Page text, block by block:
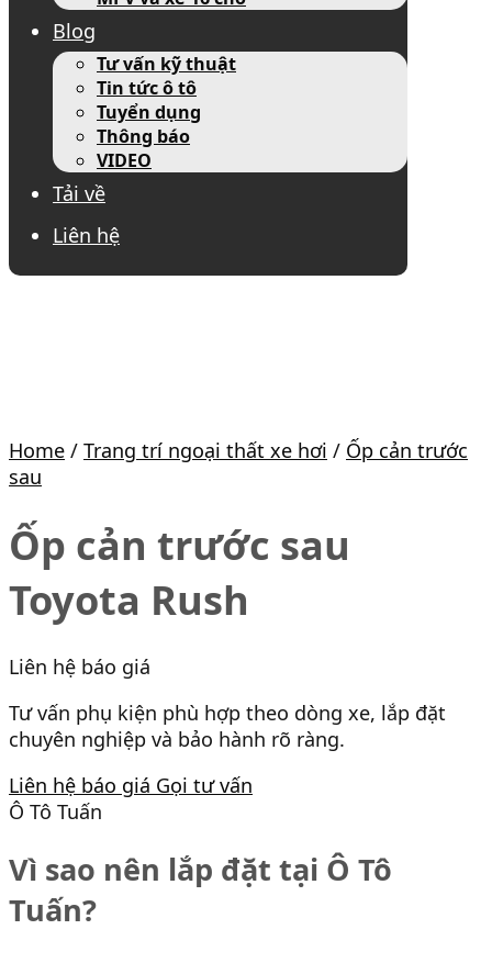
Blog
Tư vấn kỹ thuật
Tin tức ô tô
Tuyển dụng
Thông báo
VIDEO
Tải về
Liên hệ
Home / Trang trí ngoại thất xe hơi / Ốp cản trước
sau
Ốp cản trước sau
Toyota Rush
Liên hệ báo giá
Tư vấn phụ kiện phù hợp theo dòng xe, lắp đặt
chuyên nghiệp và bảo hành rõ ràng.
Liên hệ báo giá Gọi tư vấn
Ô Tô Tuấn
Vì sao nên lắp đặt tại Ô Tô
Tuấn?